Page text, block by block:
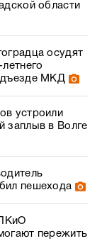
области
осудят
МКД
устроили
заплыв в Волге
пешехода
пережить